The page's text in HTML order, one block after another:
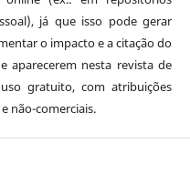
já que isso pode gerar
o impacto e a citação do
aparecerem nesta revista de
gratuito, com atribuições
não-comerciais.